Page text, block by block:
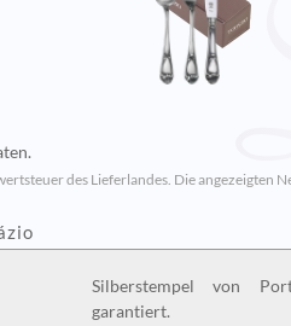
des Lieferlandes. Die angezeigten
Silberstempel von
garantiert.